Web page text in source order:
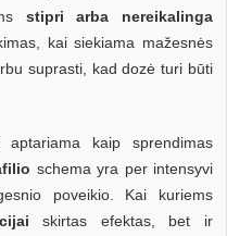
stipri arba nereikalinga
kai siekiama mažesnės
suprasti, kad dozė turi būti
kaip sprendimas
schema yra per intensyvi
poveikio. Kai kuriems
skirtas efektas, bet ir